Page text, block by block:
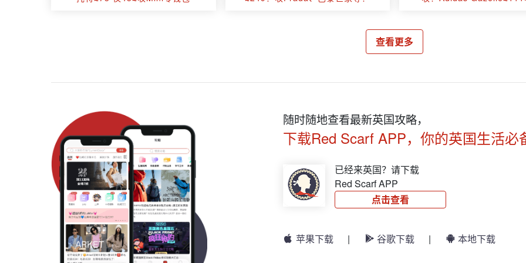
查看更多
随时随地查看最新英国攻略，
下载Red Scarf APP，你的英国生活必
已经来英国？请下载
Red Scarf APP
点击查看
苹果下载 | 谷歌下载 | 本地下载